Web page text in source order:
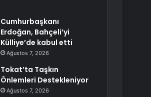
Cumhurbaşkanı
Erdoğan, Bahçeli’yi
Külliye’de kabul etti
Ağustos 7, 2026
Tokat’ta Taşkın
Önlemleri Destekleniyor
Ağustos 7, 2026